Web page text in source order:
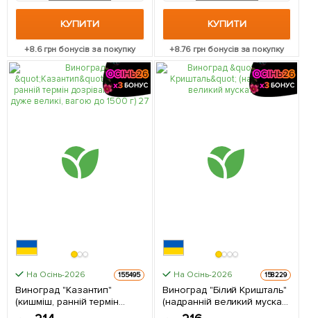
КУПИТИ
+8.6грн бонусів за покупку
КУПИТИ
+8.76грн бонусів за покупку
На Осінь-2026 155495
Виноград "Казантип"
(кишміш, ранній термін
дозрівання, грона дуже
На Осінь-2026 158229
Виноград "Білий Кришталь"
(надранній великий мускат)
1 саджанець в упаковці